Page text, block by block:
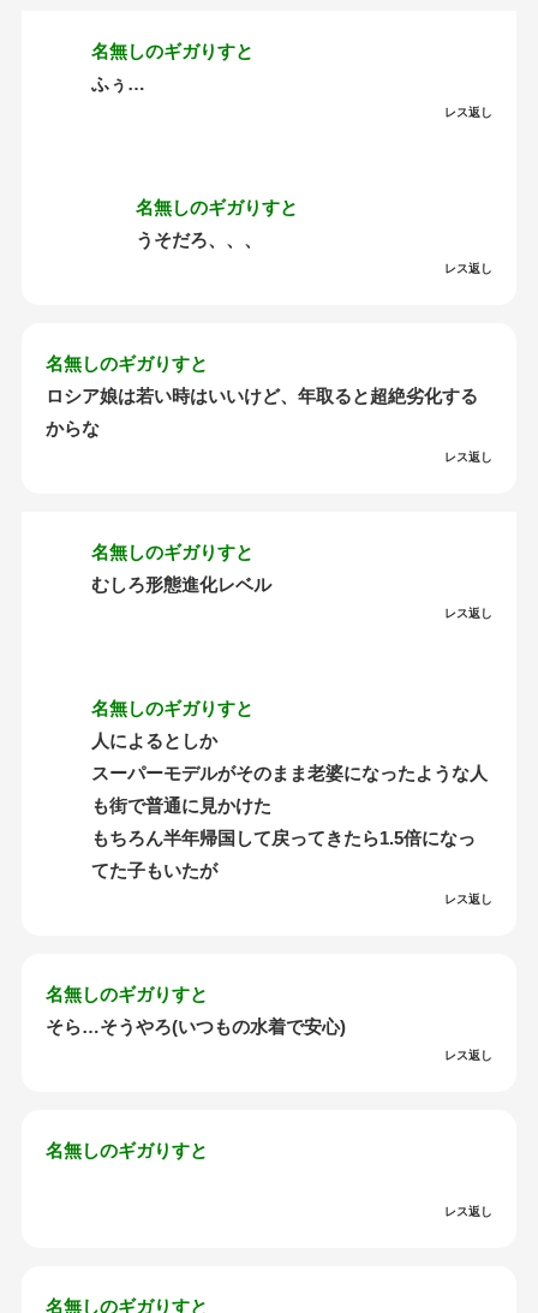
名無しのギガりすと
ふぅ…
レス返し
名無しのギガりすと
うそだろ、、、
レス返し
名無しのギガりすと
ロシア娘は若い時はいいけど、年取ると超絶劣化する
からな
レス返し
名無しのギガりすと
むしろ形態進化レベル
レス返し
名無しのギガりすと
人によるとしか
スーパーモデルがそのまま老婆になったような人
も街で普通に見かけた
もちろん半年帰国して戻ってきたら1.5倍になっ
てた子もいたが
レス返し
名無しのギガりすと
そら…そうやろ(いつもの水着で安心)
レス返し
名無しのギガりすと
レス返し
名無しのギガりすと